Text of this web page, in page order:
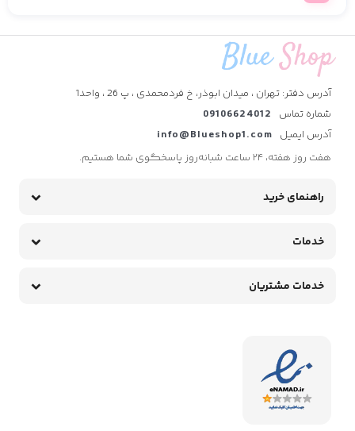
آدرس دفتر: تهران ، میدان ابوذر، خ فردمحمدی ، پ 26 ، واحد1
شماره تماس 09106624012
آدرس ایمیل info@Blueshop1.com
هفت روز هفته، ۲۴ ساعت شبانه‌روز پاسخگوی شما هستیم.
راهنمای خرید
خدمات
خدمات مشتریان